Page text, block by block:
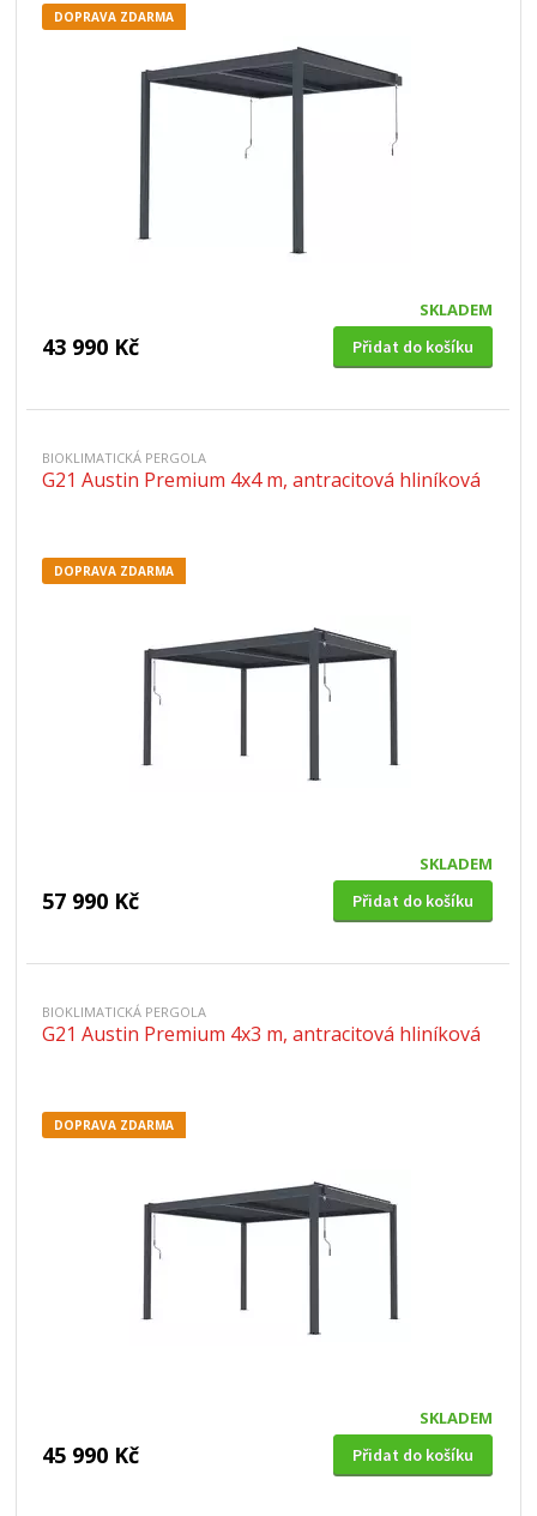
DOPRAVA ZDARMA
SKLADEM
43 990 Kč Přidat do košíku
BIOKLIMATICKÁ PERGOLA
G21 Austin Premium 4x4 m, antracitová hliníková
DOPRAVA ZDARMA
SKLADEM
57 990 Kč Přidat do košíku
BIOKLIMATICKÁ PERGOLA
G21 Austin Premium 4x3 m, antracitová hliníková
DOPRAVA ZDARMA
SKLADEM
45 990 Kč Přidat do košíku